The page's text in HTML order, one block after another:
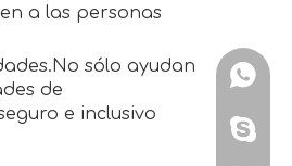
a las personas
sólo ayudan
de
e inclusivo